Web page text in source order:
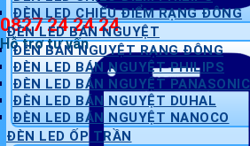
0827 24 24 24
Hỗ trợ tư vấn
ĐÈN LED CHIẾU ĐIỂM RẠNG ĐÔNG
ĐÈN LED BÁN NGUYỆT
ĐÈN BÁN NGUYỆT RẠNG ĐÔNG
ĐÈN LED BÁN NGUYỆT PHILIPS
ĐÈN LED BÁN NGUYỆT PANASONIC
ĐÈN LED BÁN NGUYỆT DUHAL
ĐÈN LED BÁN NGUYỆT NANOCO
ĐÈN LED ỐP TRẦN